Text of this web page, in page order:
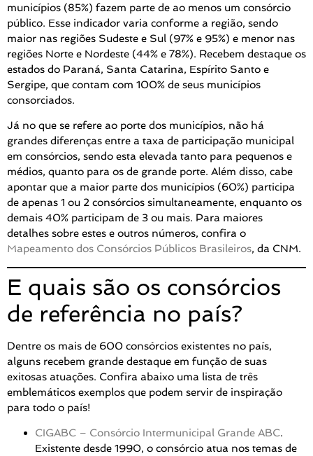
municípios (85%) fazem parte de ao menos um consórcio
público. Esse indicador varia conforme a região, sendo
maior nas regiões Sudeste e Sul (97% e 95%) e menor nas
regiões Norte e Nordeste (44% e 78%). Recebem destaque os
estados do Paraná, Santa Catarina, Espírito Santo e
Sergipe, que contam com 100% de seus municípios
consorciados.
Já no que se refere ao porte dos municípios, não há
grandes diferenças entre a taxa de participação municipal
em consórcios, sendo esta elevada tanto para pequenos e
médios, quanto para os de grande porte. Além disso, cabe
apontar que a maior parte dos municípios (60%) participa
de apenas 1 ou 2 consórcios simultaneamente, enquanto os
demais 40% participam de 3 ou mais. Para maiores
detalhes sobre estes e outros números, confira o
Mapeamento dos Consórcios Públicos Brasileiros, da CNM.
E quais são os consórcios
de referência no país?
Dentre os mais de 600 consórcios existentes no país,
alguns recebem grande destaque em função de suas
exitosas atuações. Confira abaixo uma lista de três
emblemáticos exemplos que podem servir de inspiração
para todo o país!
CIGABC – Consórcio Intermunicipal Grande ABC.
Existente desde 1990, o consórcio atua nos temas de